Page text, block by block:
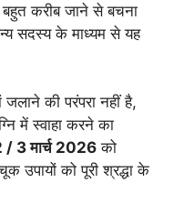
करीब जाने से बचना
सदस्य के माध्यम से यह
की परंपरा नहीं है,
में स्वाहा करने का
/ 3 मार्च 2026 को
उपायों को पूरी श्रद्धा के